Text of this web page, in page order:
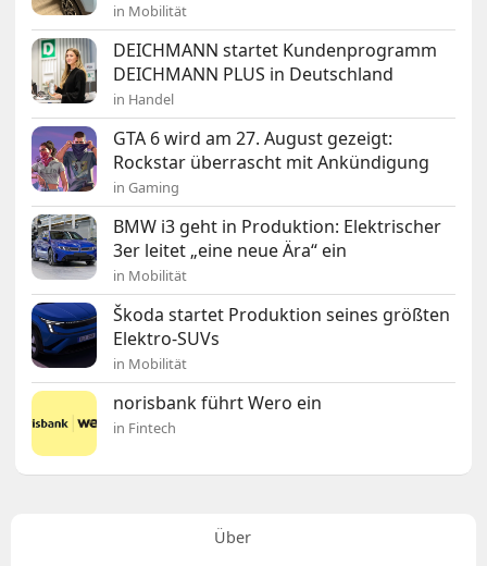
in Mobilität
DEICHMANN startet Kundenprogramm
DEICHMANN PLUS in Deutschland
in Handel
GTA 6 wird am 27. August gezeigt:
Rockstar überrascht mit Ankündigung
in Gaming
BMW i3 geht in Produktion: Elektrischer
3er leitet „eine neue Ära“ ein
in Mobilität
Škoda startet Produktion seines größten
Elektro-SUVs
in Mobilität
norisbank führt Wero ein
in Fintech
Über